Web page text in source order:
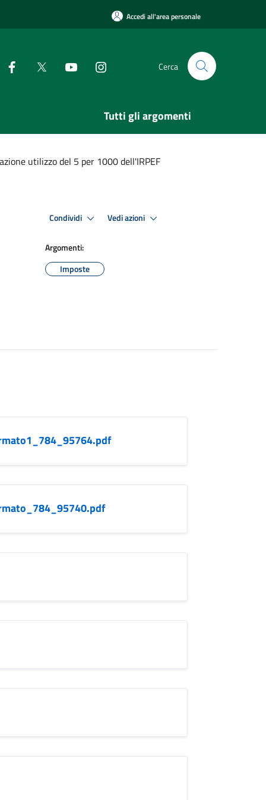
Accedi all'area personale
Cerca
Tutti gli argomenti
utilizzo del 5 per 1000 dell'IRPEF
Condividi Vedi azioni
Argomenti:
Imposte